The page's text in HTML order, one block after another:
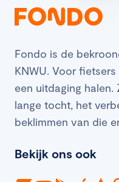
Fondo is de
KNWU. Voor
een uitdaging halen.
lange tocht, het
beklimmen van die
Bekijk ons ook